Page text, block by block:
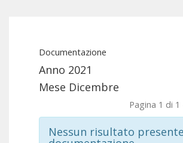
Documentazione
Anno 2021
Mese Dicembre
Pagina 1 di
Nessun risultato